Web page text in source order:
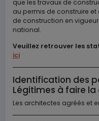
que les travaux de
au permis de construire
de construction en
national.
Veuillez retrouver les
ici
Identification des
Légitimes à faire
Les architectes agréés et